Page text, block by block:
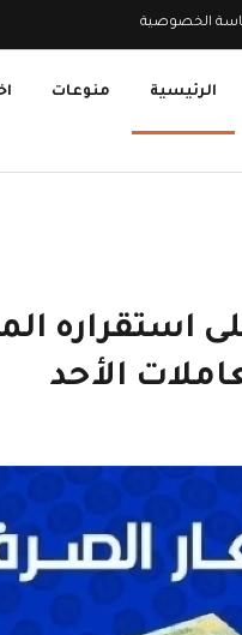
الخصوصية
الرئيسية منوعات
استقراره
الأحد